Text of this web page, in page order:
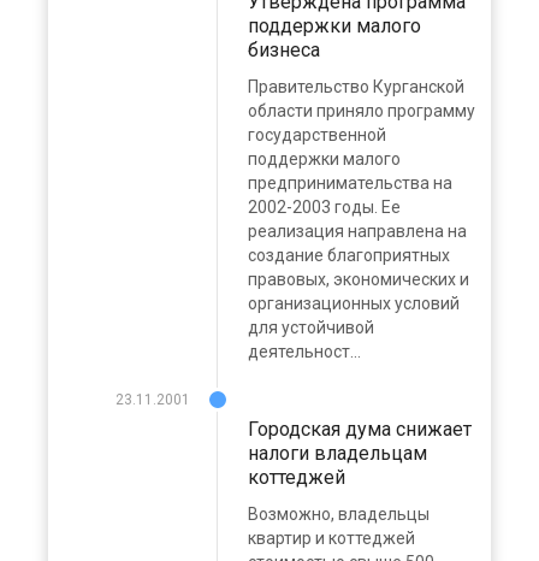
поддержки малого
бизнеса
Правительство Курганской
области приняло программу
государственной
поддержки малого
предпринимательства на
2002-2003 годы. Ее
реализация направлена на
создание благоприятных
правовых, экономических и
организационных условий
для устойчивой
деятельност...
23.11.2001
Городская дума снижает
налоги владельцам
коттеджей
Возможно, владельцы
квартир и коттеджей